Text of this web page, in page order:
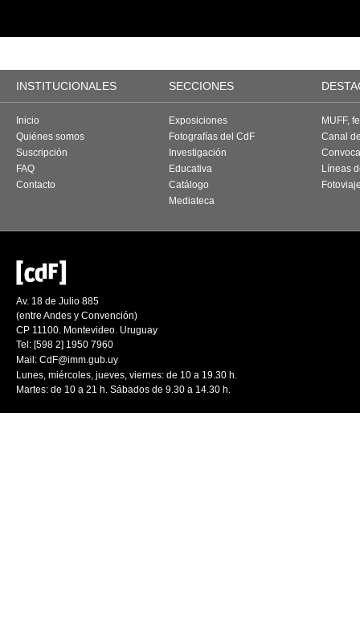
INSTITUCIONALES SECCIONES
Inicio
Quiénes somos
Suscripción
FAQ
Contacto
Exposiciones
Fotografías del CdF
Investigación
Educativa
Catálogo
Mediateca
MUFF,
Canal
Líneas
Av. 18 de Julio 885
(entre Andes y Convención)
CP 11100. Montevideo. Uruguay
Tel: [598 2] 1950 7960
Mail: CdF@imm.gub.uy
Lunes, miércoles, jueves, viernes: de 10 a 19.30 h.
Martes: de 10 a 21 h. Sábados de 9.30 a 14.30 h.